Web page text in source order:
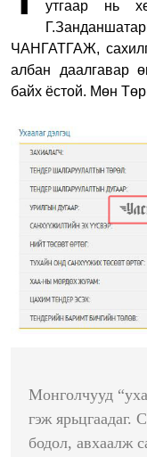
утгаар нь
ЧАНГАТГАЖ,
албан даалгавар
байх ёстой. Мөн
Монголчууд
гэж ярьцгаадаг.
бодол, авхаалж